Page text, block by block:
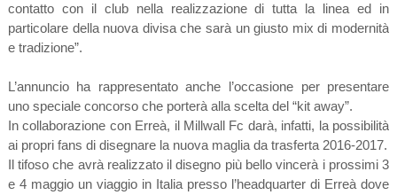
contatto con il club nella realizzazione di tutta la linea ed in
particolare della nuova divisa che sarà un giusto mix di modernità
e tradizione”.
L’annuncio ha rappresentato anche l’occasione per presentare
uno speciale concorso che porterà alla scelta del “kit away”.
In collaborazione con Erreà, il Millwall Fc darà, infatti, la possibilità
ai propri fans di disegnare la nuova maglia da trasferta 2016-2017.
Il tifoso che avrà realizzato il disegno più bello vincerà i prossimi 3
e 4 maggio un viaggio in Italia presso l’headquarter di Erreà dove